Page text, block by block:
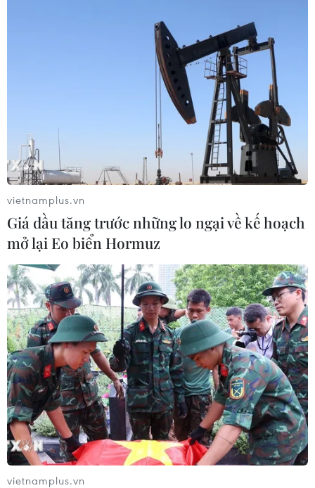
vietnamplus.vn
Giá dầu tăng trước những lo ngại về kế hoạch
mở lại Eo biển Hormuz
vietnamplus.vn